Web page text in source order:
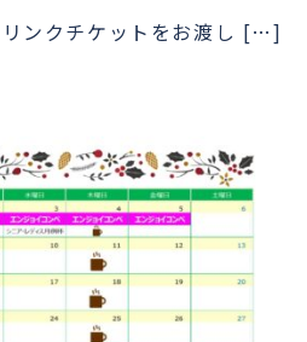
ンクチケットをお渡し […]